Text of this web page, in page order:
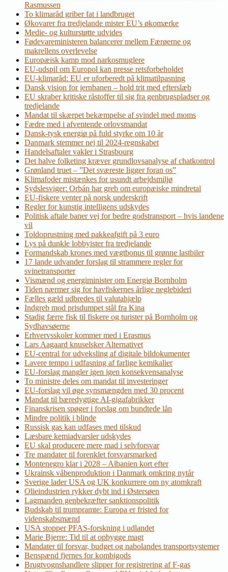
Rasmussen
To klimaråd griber fat i landbruget
Økovarer fra tredjelande mister EU’s økomærke
Medie- og kulturstøtte udvides
Fødevareministeren balancerer mellem Færøerne og
makrellens overlevelse
Europæisk kamp mod narkosmuglere
EU-udspil om Europol kan presse retsforbeholdet
EU-klimaråd: EU er uforberedt på klimatilpasning
Dansk vision for jernbanen – hold trit med efterslæb
EU skraber kritiske råstoffer til sig fra genbrugspladser og
tredjelande
Mandat til skærpet bekæmpelse af svindel med moms
Fædre med i afventende orlovsmandat
Dansk-tysk energiø på fuld styrke om 10 år
Danmark stemmer nej til 2024-regnskabet
Handelsaftaler vakler i Strasbourg
Det halve folketing kræver grundlovsanalyse af chatkontrol
Grønland truet – ”Det sværeste ligger foran os”
Klimafoder mistænkes for usundt arbejdsmiljø
Sydslesviger: Orbán har greb om europæiske mindretal
EU-fiskere venter på norsk underskrift
Regler for kunstig intelligens udskydes
Politisk aftale baner vej for bedre godstransport – hvis landene
vil
Toldoprustning med pakkeafgift på 3 euro
Lys på dunkle lobbyister fra tredjelande
Formandskab krones med vægtbonus til grønne lastbiler
17 lande udvander forslag til strammere regler for
svinetransporter
Vismænd og energiminister om Energiø Bornholm
Tiden nærmer sig for havfiskernes årlige neglebideri
Fælles gæld udbredes til valutahjælp
Indgreb mod prisdumpet stål fra Kina
Stadig færre fisk til fiskere og turister på Bornholm og
Sydhavsøerne
Erhvervsskoler kommer med i Erasmus
Lars Aagaard knuselsker Alternativet
EU-central for udveksling af digitale bildokumenter
Lavere tempo i udfasning af farlige kemikalier
EU-forslag mangler igen igen konsekvensanalyse
To ministre deles om mandat til investeringer
EU-forslag vil øge synsmængden med 30 procent
Mandat til bæredygtige AI-gigafabrikker
Finanskrisen spøger i forslag om bundtede lån
Mindre politik i blinde
Russisk gas kan udfases med tilskud
Læsbare kemiadvarsler udskydes
EU skal producere mere mad i selvforsvar
Tre mandater til forenklet forsvarsmarked
Montenegro klar i 2028 – Albanien kort efter
Ukrainsk våbenproduktion i Danmark omkring nytår
Sverige lader USA og UK konkurrere om ny atomkraft
Olieindustrien rykker dybt ind i Østersøen
Lagmanden genbekræfter sanktionspolitik
Budskab til trumpramte: Europa er fristed for
videnskabsmænd
USA stopper PFAS-forskning i udlandet
Marie Bjerre: Tid til at opbygge magt
Mandater til forsvar, budget og nabolandes transportsystemer
Benspænd fjernes for kombigods
Brugtvognshandlere slipper for registrering af F-gas